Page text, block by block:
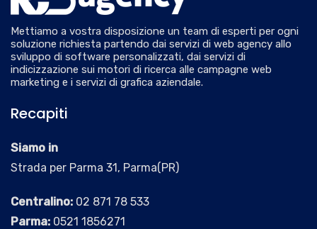
Mettiamo a vostra disposizione un team di esperti per ogni
soluzione richiesta partendo dai servizi di web agency allo
sviluppo di software personalizzati, dai servizi di
indicizzazione sui motori di ricerca alle campagne web
marketing e i servizi di grafica aziendale.
Recapiti
Siamo in
Strada per Parma 31, Parma(PR)
Centralino: 02 871 78 533
Parma: 0521 1856271